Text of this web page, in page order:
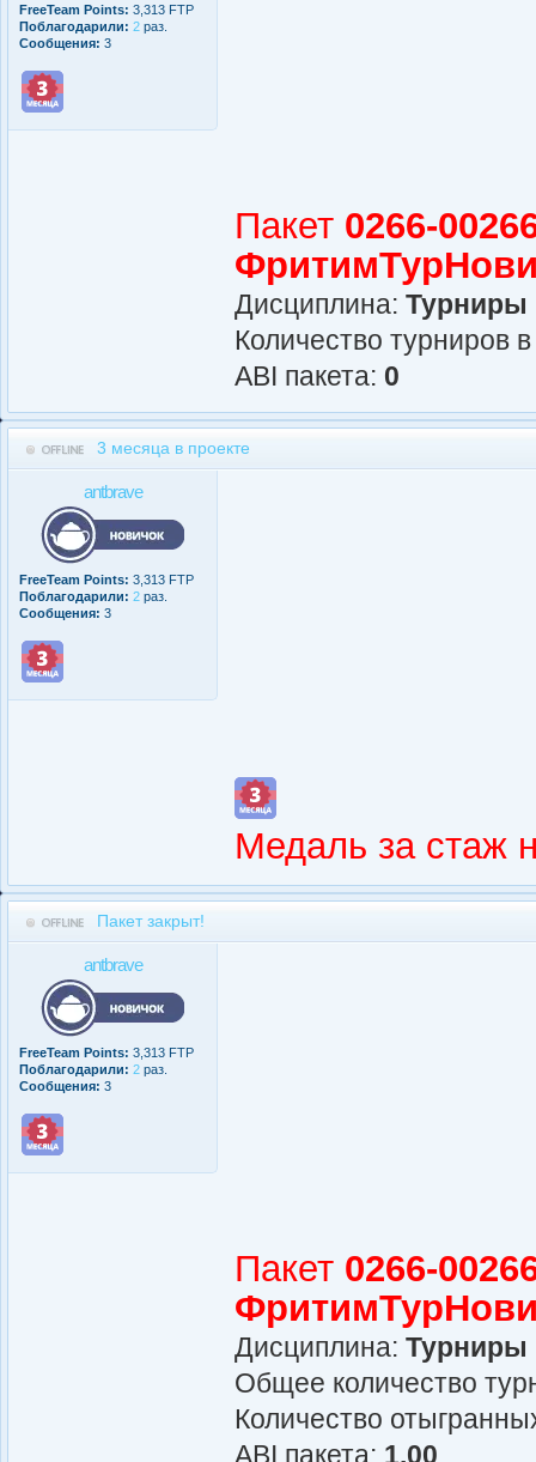
FreeTeam Points: 3,313 FTP
Поблагодарили: 2 раз.
Сообщения: 3
Пакет 0266-
Дисциплина: Турниры
Количество турниров
АBI пакета: 0
3 месяца в проекте
antbrave
FreeTeam Points: 3,313 FTP
Поблагодарили: 2 раз.
Сообщения: 3
Медаль за стаж
Пакет закрыт!
antbrave
FreeTeam Points: 3,313 FTP
Поблагодарили: 2 раз.
Сообщения: 3
Пакет 0266-
Дисциплина: Турниры
Общее количество
Количество
АBI пакета: 1.00